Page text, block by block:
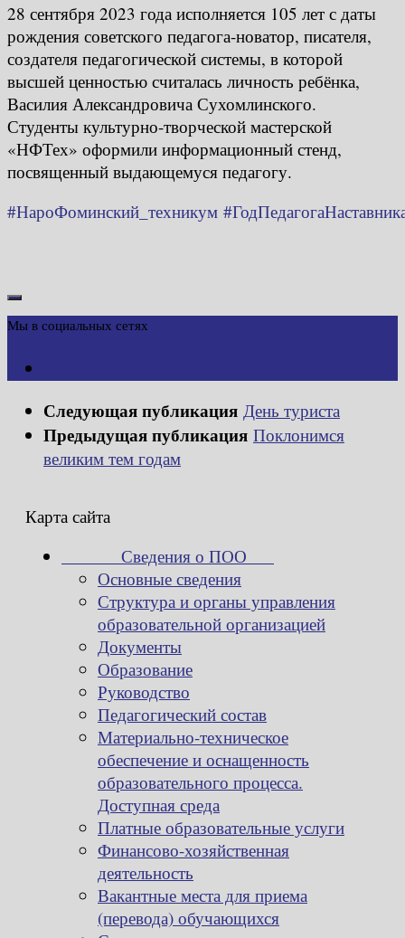
28 сентября 2023 года исполняется 105 лет с даты
рождения советского педагога-новатор, писателя,
создателя педагогической системы, в которой
высшей ценностью считалась личность ребёнка,
Василия Александровича Сухомлинского.
Студенты культурно-творческой мастерской
«НФТех» оформили информационный стенд,
посвященный выдающемуся педагогу.
#НароФоминский_техникум
Мы в социальных сетях
Следующая публикация День туриста
Предыдущая публикация Поклонимся
великим тем годам
Карта сайта
Сведения о ПОО
Основные сведения
Структура и органы управления
образовательной организацией
Документы
Образование
Руководство
Педагогический состав
Материально-техническое
обеспечение и оснащенность
образовательного процесса.
Доступная среда
Платные образовательные услуги
Финансово-хозяйственная
деятельность
Вакантные места для приема
(перевода) обучающихся